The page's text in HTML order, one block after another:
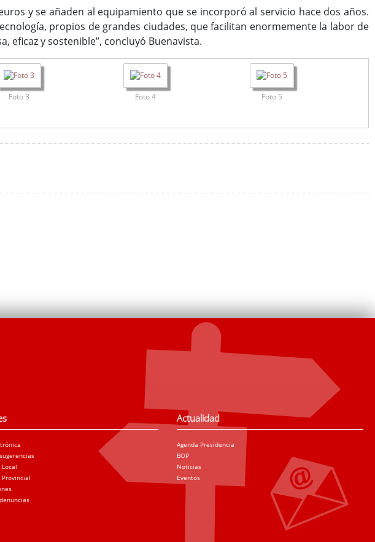
y se añaden al equipamiento que se incorporó al servicio hace dos años.
propios de grandes ciudades, que facilitan enormemente la labor de
eficaz y sostenible”, concluyó Buenavista.
Foto 3 Foto 4 Foto 5
Actualidad
Agenda Presidencia
BOP
Noticias
Eventos